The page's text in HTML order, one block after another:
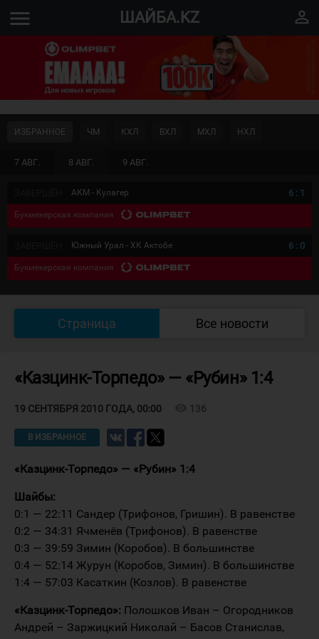
menu ШАЙБА.KZ perm_identity
7 АВГ. 8 АВГ. 9 АВГ.
ИЗБРАННОЕ ЧМ КХЛ ВХЛ МХЛ НХЛ
АКМ - Кулагер 6 : 1
Букмекерская компания
Южный Урал - ХК Актобе 6 : 0
Букмекерская компания
Страница Все новости
«Казцинк-Торпедо» — «Рубин» 1:4
19 СЕНТЯБРЯ 2010 ГОДА, 00:00 136
В ИЗБРАННОЕ
«Казцинк-Торпедо» — «Рубин» 1:4
Шайбы:
0:1 — 22:11 Сандер (Трифонов, Гришин). В равенстве
0:2 — 34:31 Ячменёв (Трифонов). В равенстве
0:3 — 39:59 Зимин (Коробов). В большинстве
0:4 — 52:14 Журун (Коробов, Зимин). В большинстве
1:4 — 57:03 Касаткин (Козлов). В равенстве
«Казцинк-Торпедо»: Полошков Иван – Огородников
Андрей – Заржицкий Николай – Басов Станислав,